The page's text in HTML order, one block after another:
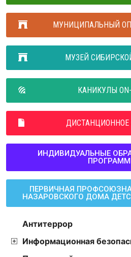
МУНИЦИПАЛЬНЫЙ
МУЗЕЙ
КАНИКУЛЫ
ДИСТАНЦИОННОЕ
ИНДИВИДУАЛЬНЫЕ
ПЕРВИЧНАЯ
НАЗАРОВСКОГО ДОМА
Антитеррор
Информационная